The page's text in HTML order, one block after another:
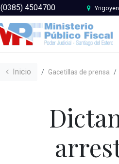
(0385) 4504700
Inicio Gacetillas de prensa